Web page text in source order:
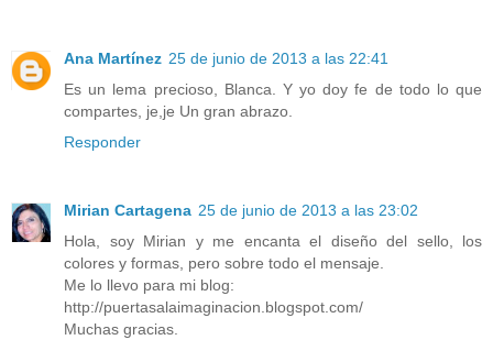
Ana Martínez 25 de junio de 2013 a las 22:41
Es un lema precioso, Blanca. Y yo doy fe de todo lo que
compartes, je,je Un gran abrazo.
Responder
Mirian Cartagena 25 de junio de 2013 a las 23:02
Hola, soy Mirian y me encanta el diseño del sello, los
colores y formas, pero sobre todo el mensaje.
Me lo llevo para mi blog:
http://puertasalaimaginacion.blogspot.com/
Muchas gracias.